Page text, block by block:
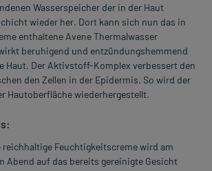
Wasserspeicher der in der Haut
wieder her. Dort kann sich nun das in
enthaltene Avene Thermalwasser
beruhigend und entzündungshemmend
Haut. Der Aktivstoff-Komplex verbessert den
den Zellen in der Epidermis. So wird der
Hautoberfläche wiederhergestellt.
reichhaltige Feuchtigkeitscreme wird am
Abend auf das bereits gereinigte Gesicht